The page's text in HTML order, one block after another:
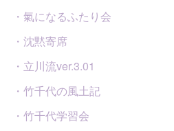
・氣になるふたり会
・沈黙寄席
・立川流ver.3.01
・竹千代の風土記
・竹千代学習会